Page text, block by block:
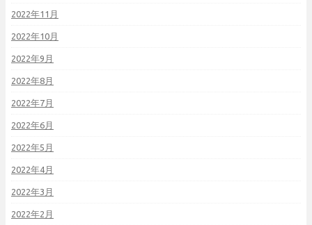
2022年11月
2022年10月
2022年9月
2022年8月
2022年7月
2022年6月
2022年5月
2022年4月
2022年3月
2022年2月